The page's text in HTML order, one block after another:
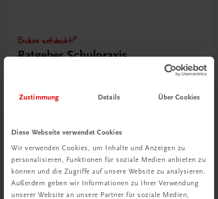
Zustimmung Details Über Cookies
Diese Webseite verwendet Cookies
Wir verwenden Cookies, um Inhalte und Anzeigen zu
personalisieren, Funktionen für soziale Medien anbieten zu
können und die Zugriffe auf unsere Website zu analysieren.
Außerdem geben wir Informationen zu Ihrer Verwendung
unserer Website an unsere Partner für soziale Medien,
Schon entdeckt?
Ratgeber Schulpraxis